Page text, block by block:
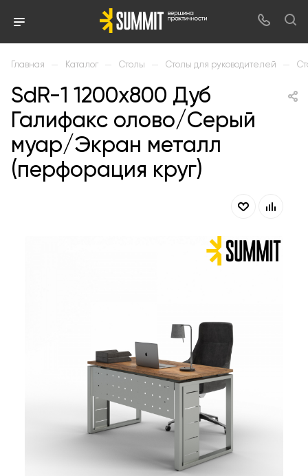
Главная — Каталог — Столы — Столы для руководителей —
SdR-1 1200х800 Дуб
Галифакс олово/Серый
муар/Экран металл
(перфорация круг)